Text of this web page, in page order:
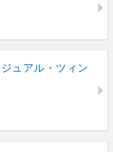
ュアル・ツィン